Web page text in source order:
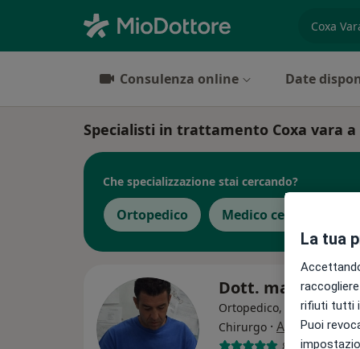
Consulenza online Date
Specialisti in trattamento Coxa vara
Che specializzazione stai cercando?
Ortopedico Medico certificatore
Dott. marco
Ortopedico, Medico
Chirurgo · Altro
83 recensioni
La tua
rifiuti tutti i
Puoi